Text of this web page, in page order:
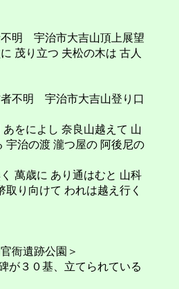
宇治市大吉山頂上展望
茂り立つ 夫松の木は 古人
明 宇治市大吉山登り口
によし 奈良山越えて 山
宇治の渡 瀧つ屋の 阿後尼の
歳に あり通はむと 山科
り向けて われは越え行く
衙遺跡公園＞
３０基、立てられている